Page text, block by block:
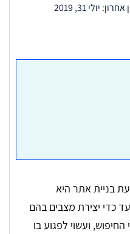
יולי 31, 2019
בניית אתר היא
כדי יצירת מצבים בהם
ועשוי לפגוע בו